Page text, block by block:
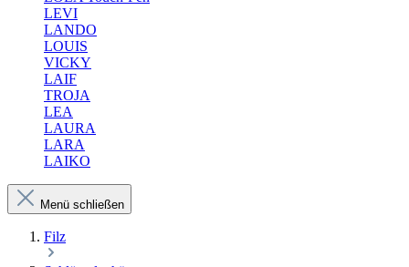
LEVI
LANDO
LOUIS
VICKY
LAIF
TROJA
LEA
LAURA
LARA
LAIKO
Menü schließen
Filz